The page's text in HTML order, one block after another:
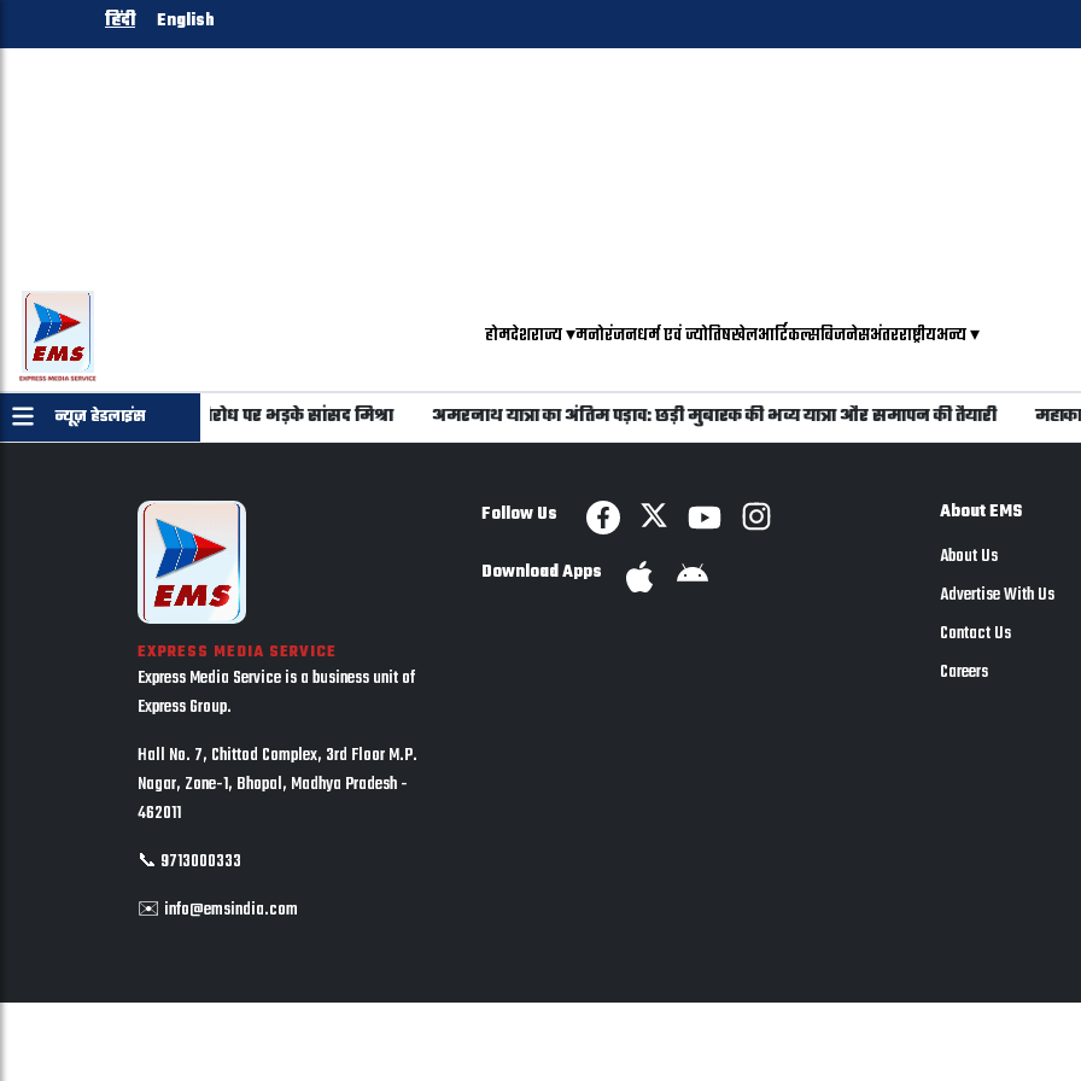
हिंदी English
होमदेशराज्य▾मनोरंजनधर्म एवं ज्योतिषखेलआर्टिकल्सबिजनेसअंतरराष्ट्रीयअन्य▾
न्यूज़ हेडलाइंस
के घर से आएगा? एथेनॉल विरोध पर भड़के सांसद मिश्रा अमरनाथ यात्रा का अंतिम पड़ाव: छड़ी मुबारक की भव्य यात्रा और समापन की तैयारी
EXPRESS MEDIA SERVICE
Express Media Service is a business unit of
Express Group.
Hall No. 7, Chittod Complex, 3rd Floor M.P.
Nagar, Zone-1, Bhopal, Madhya Pradesh -
462011
📞 9713000333
✉️ info@emsindia.com
Follow Us
Download Apps
About EMS
About Us
Advertise With Us
Contact Us
Careers